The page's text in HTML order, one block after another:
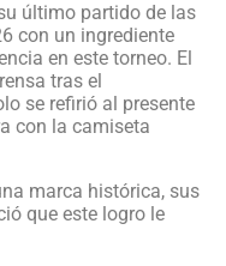
último partido de las
con un ingrediente
en este torneo. El
tras el
se refirió al presente
con la camiseta
marca histórica, sus
que este logro le